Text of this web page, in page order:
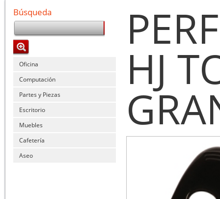
Búsqueda
Oficina
Computación
Partes y Piezas
Escritorio
Muebles
Cafetería
Aseo
HJ